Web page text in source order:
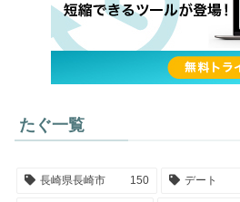
たぐ一覧
長崎県長崎市 150 デート